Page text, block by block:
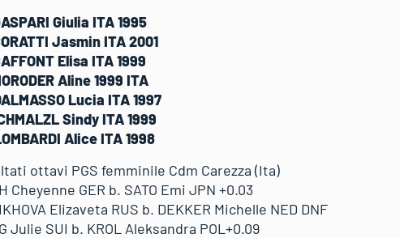
Giulia ITA 1995
Jasmin ITA 2001
Elisa ITA 1999
Aline 1999 ITA
Lucia ITA 1997
Sindy ITA 1999
Alice ITA 1998
ottavi PGS femminile Cdm Carezza (Ita)
Cheyenne GER b. SATO Emi JPN +0.03
Elizaveta RUS b. DEKKER Michelle NED DNF
Julie SUI b. KROL Aleksandra POL+0.09